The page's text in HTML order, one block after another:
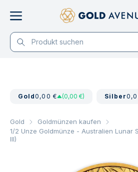
Gold0,00 € (0,00 €) Silber
Gold
Goldmünzen kaufen
1/2 Unze Goldmünze - Australien Lunar
III)